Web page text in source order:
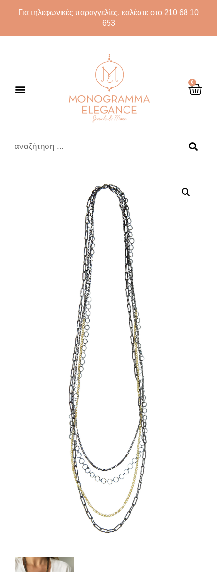
Για τηλεφωνικές παραγγελίες, καλέστε στο 210 68 10
653
0